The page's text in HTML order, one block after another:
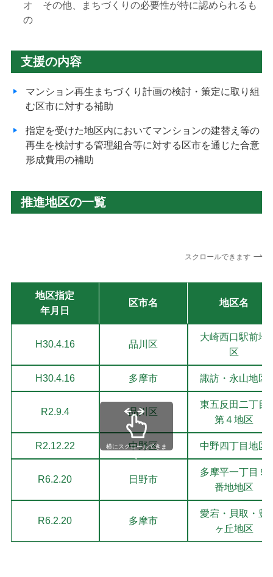
オ その他、まちづくりの必要性が特に認められるも
の
支援の内容
マンション再生まちづくり計画の検討・策定に取り組
む区市に対する補助
指定を受けた地区内においてマンションの建替え等の
再生を検討する管理組合等に対する区市を通じた合意
形成費用の補助
推進地区の一覧
スクロールできます
地区指定
年月日
区市名 地区名
H30.4.16 品川区
大崎西口駅前地
区
H30.4.16 多摩市 諏訪・永山地区
R2.9.4 品川区
東五反田二丁目
第４地区
R2.12.22 中野区 中野四丁目地区
R6.2.20 日野市
多摩平一丁目９
番地地区
R6.2.20 多摩市
愛宕・貝取・豊
ヶ丘地区
横にスクロールできま
す